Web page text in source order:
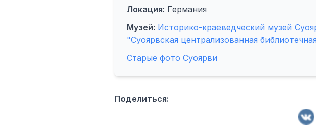
Локация: Германия
Музей: Историко-краеведческий музей
"Суоярвская централизованная
Старые фото Суоярви
Поделиться: